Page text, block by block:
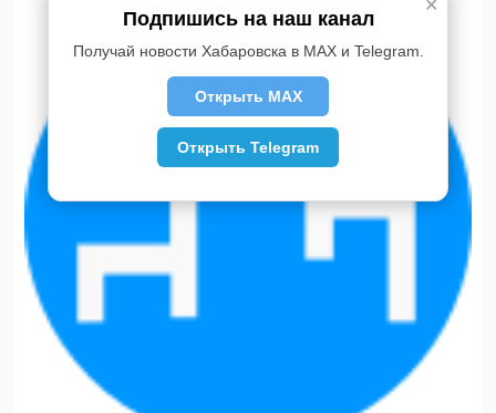
✕
Подпишись на наш канал
Получай новости Хабаровска в MAX и Telegram.
Открыть MAX
Открыть Telegram